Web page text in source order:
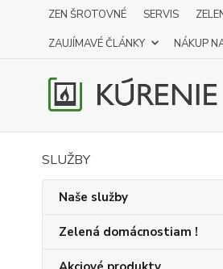
ZEN ŠROTOVNÉ SERVIS
ZAUJÍMAVÉ ČLÁNKY
NÁKUP
SLUŽBY
Naše služby
Zelená domácnostiam !